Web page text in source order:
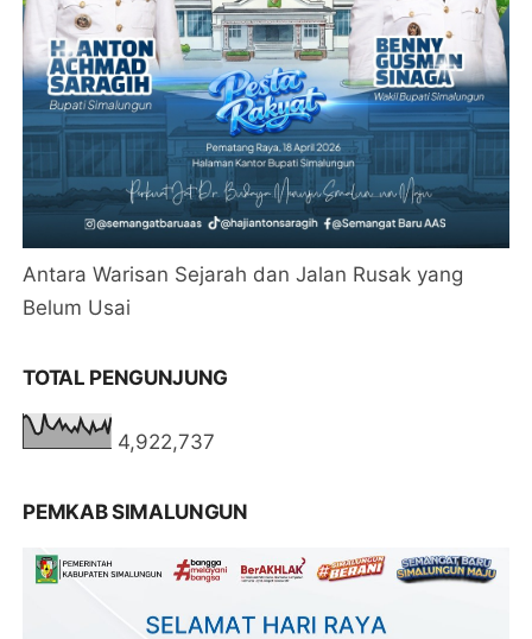
Antara Warisan Sejarah dan Jalan Rusak yang
Belum Usai
TOTAL PENGUNJUNG
4,922,737
PEMKAB SIMALUNGUN